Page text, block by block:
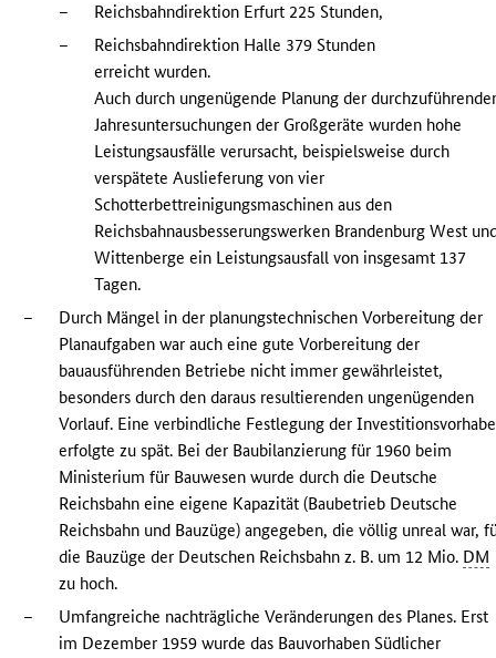
–
Reichsbahndirektion Erfurt 225 Stunden,
–
Reichsbahndirektion Halle 379 Stunden
erreicht wurden.
Auch durch ungenügende Planung der
Jahresuntersuchungen der Großgeräte wurden hohe
Leistungsausfälle verursacht, beispielsweise durch
verspätete Auslieferung von vier
Schotterbettreinigungsmaschinen aus den
Reichsbahnausbesserungswerken Brandenburg West
Wittenberge ein Leistungsausfall von insgesamt 137
Tagen.
–
Durch Mängel in der planungstechnischen Vorbereitung der
Planaufgaben war auch eine gute Vorbereitung der
bauausführenden Betriebe nicht immer gewährleistet,
besonders durch den daraus resultierenden ungenügenden
Vorlauf. Eine verbindliche Festlegung der
erfolgte zu spät. Bei der Baubilanzierung für 1960 beim
Ministerium für Bauwesen wurde durch die Deutsche
Reichsbahn eine eigene Kapazität (Baubetrieb Deutsche
Reichsbahn und Bauzüge) angegeben, die völlig unreal war,
die Bauzüge der Deutschen Reichsbahn z. B. um 12 Mio. DM
zu hoch.
–
Umfangreiche nachträgliche Veränderungen des Planes. Erst
im Dezember 1959 wurde das Bauvorhaben Südlicher